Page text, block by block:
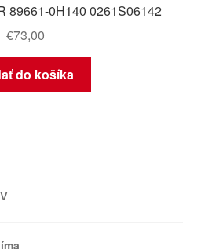
89661-0H140 0261S06142
€73,00
do košíka